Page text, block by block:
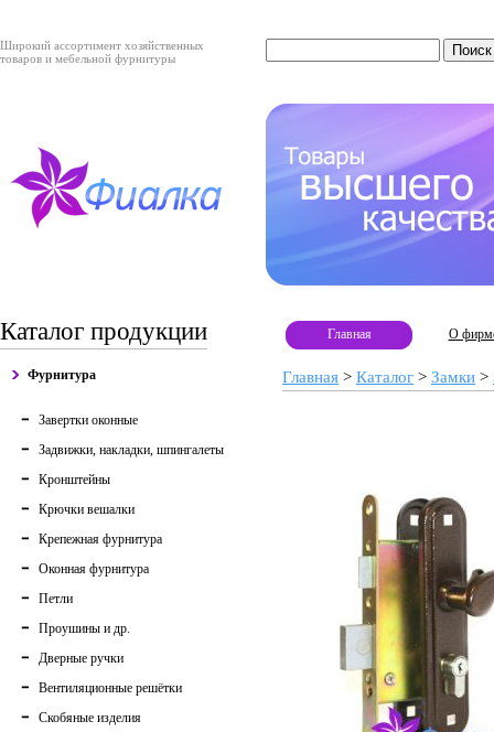
Широкий ассортимент хозяйственных
товаров и мебельной фурнитуры
Каталог продукции
Фурнитура
Завертки оконные
Задвижки, накладки, шпингалеты
Кронштейны
Крючки вешалки
Крепежная фурнитура
Оконная фурнитура
Петли
Проушины и др.
Дверные ручки
Вентиляционные решётки
Скобяные изделия
Главная О
Главная > Каталог > Замки >